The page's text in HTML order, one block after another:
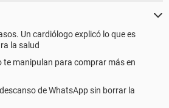
Un cardiólogo explicó lo que es
la salud
te manipulan para comprar más en
de WhatsApp sin borrar la